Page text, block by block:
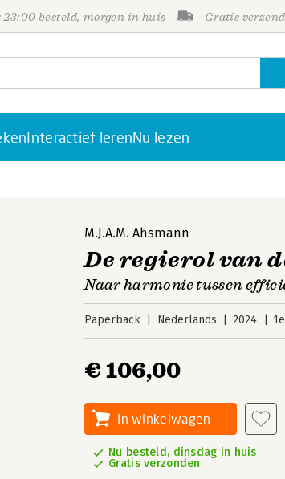
23:00 besteld, morgen in huis Gratis
Interactief lerenNu lezen
M.J.A.M. Ahsmann
De regierol van
Naar harmonie tussen
Paperback Nederlands 2024
€ 106,00
In winkelwagen
Nu besteld, dinsdag in huis
Gratis verzonden